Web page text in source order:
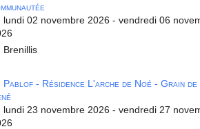
lundi 02 novembre 2026 - vendredi 06
Brenillis
Pablof - Résidence L'arche de Noé - Grain
lundi 23 novembre 2026 - vendredi 27